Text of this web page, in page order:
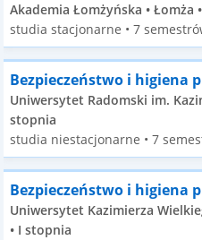
Akademia Łomżyńska • Łomża
studia stacjonarne • 7
Bezpieczeństwo i higiena
Uniwersytet Radomski im.
stopnia
studia niestacjonarne • 7
Bezpieczeństwo i higiena
Uniwersytet Kazimierza
• I stopnia